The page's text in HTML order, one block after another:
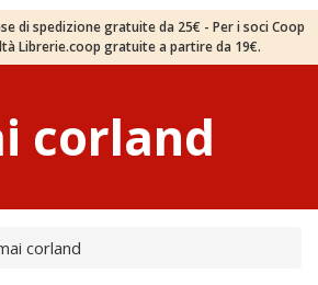
di spedizione gratuite da 25€ - Per i soci Coop
Librerie.coop gratuite a partire da 19€.
corland
corland